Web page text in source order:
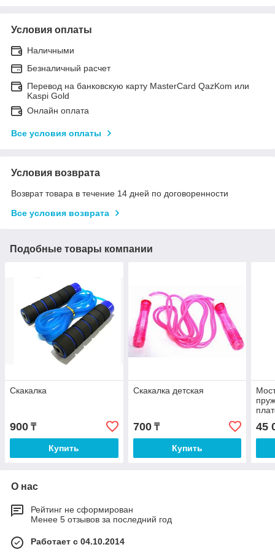
Условия оплаты
Наличными
Безналичный расчет
Перевод на банковскую карту MasterCard QazKom или
Kaspi Gold
Онлайн оплата
Все условия оплаты
Условия возврата
Возврат товара в течение 14 дней по договоренности
Все условия возврата
Подобные товары компании
Скакалка
900 ₸
Купить
Скакалка детская
700₸
Купить
45
О нас
Рейтинг не сформирован
Менее 5 отзывов за последний год
Работает с 04.10.2014